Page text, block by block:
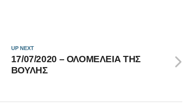
UP NEXT
17/07/2020 – ΟΛΟΜΕΛΕΙΑ ΤΗΣ
ΒΟΥΛΗΣ